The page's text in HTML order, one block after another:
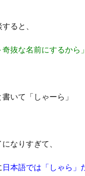
ると、
奇抜な名前にするから」
書いて「しゃーら」
なりすぎて、
日本語では「しゃら」